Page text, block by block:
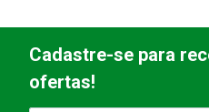
Cadastre-se para
ofertas!